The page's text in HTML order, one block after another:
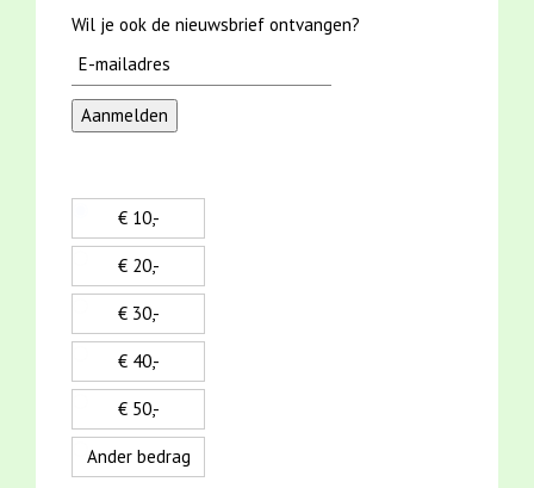
Wil je ook de nieuwsbrief ontvangen?
€ 10,-
€ 20,-
€ 30,-
€ 40,-
€ 50,-
Ander bedrag